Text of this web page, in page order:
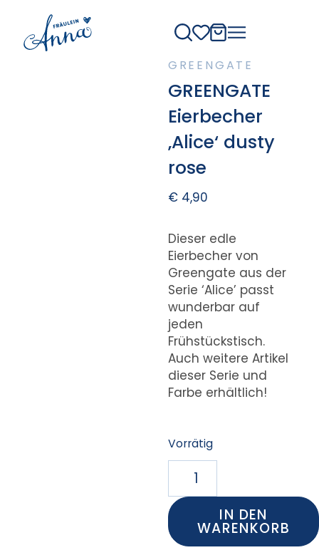
GREENGATE
GREENGATE
Eierbecher
‚Alice‘ dusty
rose
€4,90
Dieser edle
Eierbecher von
Greengate aus der
Serie ‘Alice’ passt
wunderbar auf
jeden
Frühstückstisch.
Auch weitere Artikel
dieser Serie und
Farbe erhältlich!
Vorrätig
IN DEN
WARENKORB